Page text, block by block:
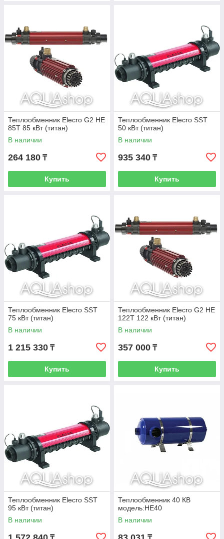
Теплообменник Elecro G2 HE
85T 85 кВт (титан)
В наличии
264 180 ₸
Купить
Теплообменник Elecro SST
50 кВт (титан)
В наличии
935 340 ₸
Купить
Теплообменник Elecro SST
75 кВт (титан)
В наличии
1 215 330 ₸
Купить
Теплообменник Elecro G2 HE
122T 122 кВт (титан)
В наличии
357 000 ₸
Купить
Теплообменник Elecro SST
95 кВт (титан)
В наличии
Теплообменник 40 КВ
модель:HE40
В наличии